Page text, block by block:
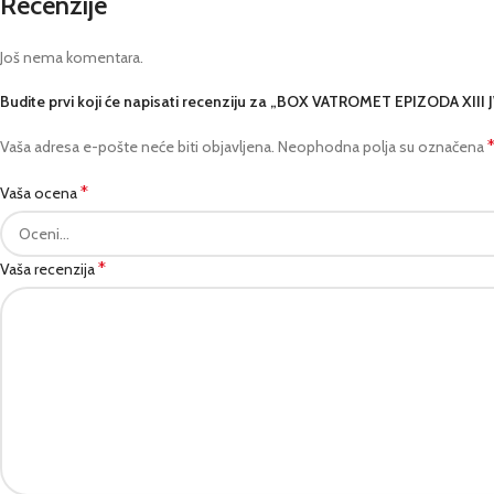
Još nema komentara.
Budite prvi koji će napisati recenziju za „BOX VATROMET EPIZODA XIII
Vaša adresa e-pošte neće biti objavljena. Neophodna polja su označena*
Vaša ocena*
Vaša recenzija*